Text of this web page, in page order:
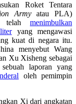
Roket Tentara
Armyatau PLA)
telah menimbulkan
yang mengawasi
kuat di negara itu.
menyebut Wang
Xu Xisheng sebagai
laporan yang
oleh pemimpin
Xi dari angkatan